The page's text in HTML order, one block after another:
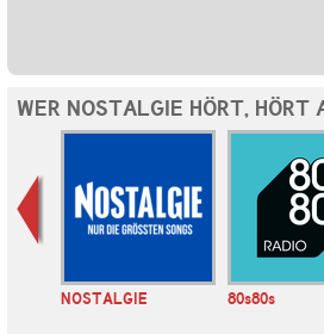
WER NOSTALGIE HÖRT, HÖRT
NOSTALGIE 80s80s